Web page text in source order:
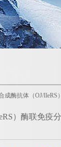
成酶抗体（OJ/
）酶联免疫